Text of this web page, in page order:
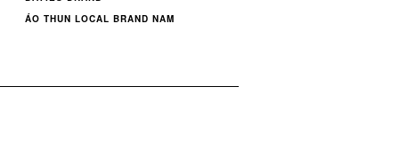
ÁO THUN LOCAL BRAND NAM